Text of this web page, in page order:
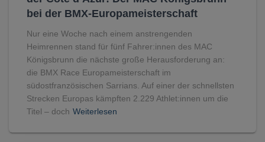
bei der BMX-Europameisterschaft
Nur eine Woche nach einem anstrengenden
Heimrennen stand für fünf Fahrer:innen des MAC
Königsbrunn die nächste große Herausforderung an:
die BMX Race Europameisterschaft im
südostfranzösischen Sarrians. Auf einer der schnellsten
Strecken Europas kämpften 2.229 Athlet:innen um die
Titel – doch Weiterlesen